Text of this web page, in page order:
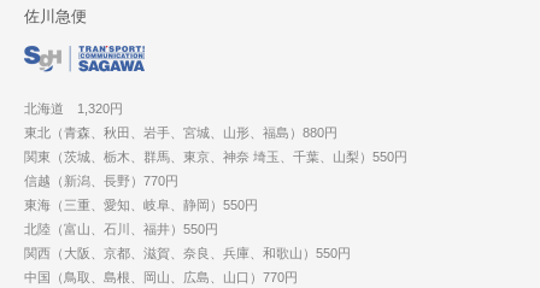
佐川急便
北海道 1,320円
東北（青森、秋田、岩手、宮城、山形、福島）880円
関東（茨城、栃木、群馬、東京、神奈 埼玉、千葉、山梨）550円
信越（新潟、長野）770円
東海（三重、愛知、岐阜、静岡）550円
北陸（富山、石川、福井）550円
関西（大阪、京都、滋賀、奈良、兵庫、和歌山）550円
中国（鳥取、島根、岡山、広島、山口）770円